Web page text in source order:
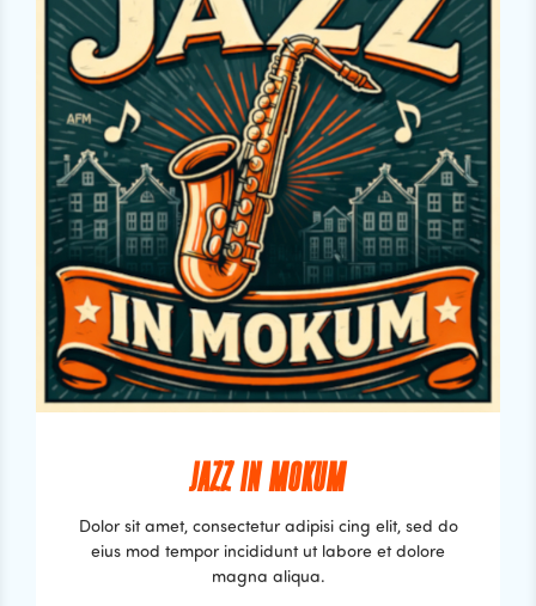
JAZZ IN MOKUM
Dolor sit amet, consectetur adipisi cing elit, sed do
eius mod tempor incididunt ut labore et dolore
magna aliqua.